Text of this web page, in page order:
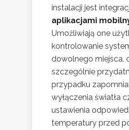
instalacji jest
aplikacjami
Umożliwiają one
kontrolowanie
dowolnego miejsca,
szczególnie
przypadku
wyłączenia światła
ustawienia
temperatury przed